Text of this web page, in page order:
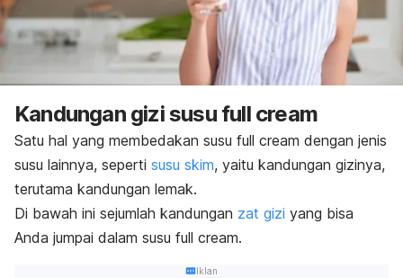
Kandungan gizi susu full cream
Satu hal yang membedakan susu full cream dengan jenis
susu lainnya, seperti susu skim, yaitu kandungan gizinya,
terutama kandungan lemak.
Di bawah ini sejumlah kandungan zat gizi yang bisa
Anda jumpai dalam susu full cream.
Iklan